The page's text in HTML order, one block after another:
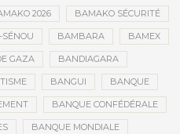
2026 BAMAKO SÉCURITÉ
BAMBARA BAMEX
GAZA BANDIAGARA
BANGUI BANQUE
BANQUE CONFÉDÉRALE
BANQUE MONDIALE